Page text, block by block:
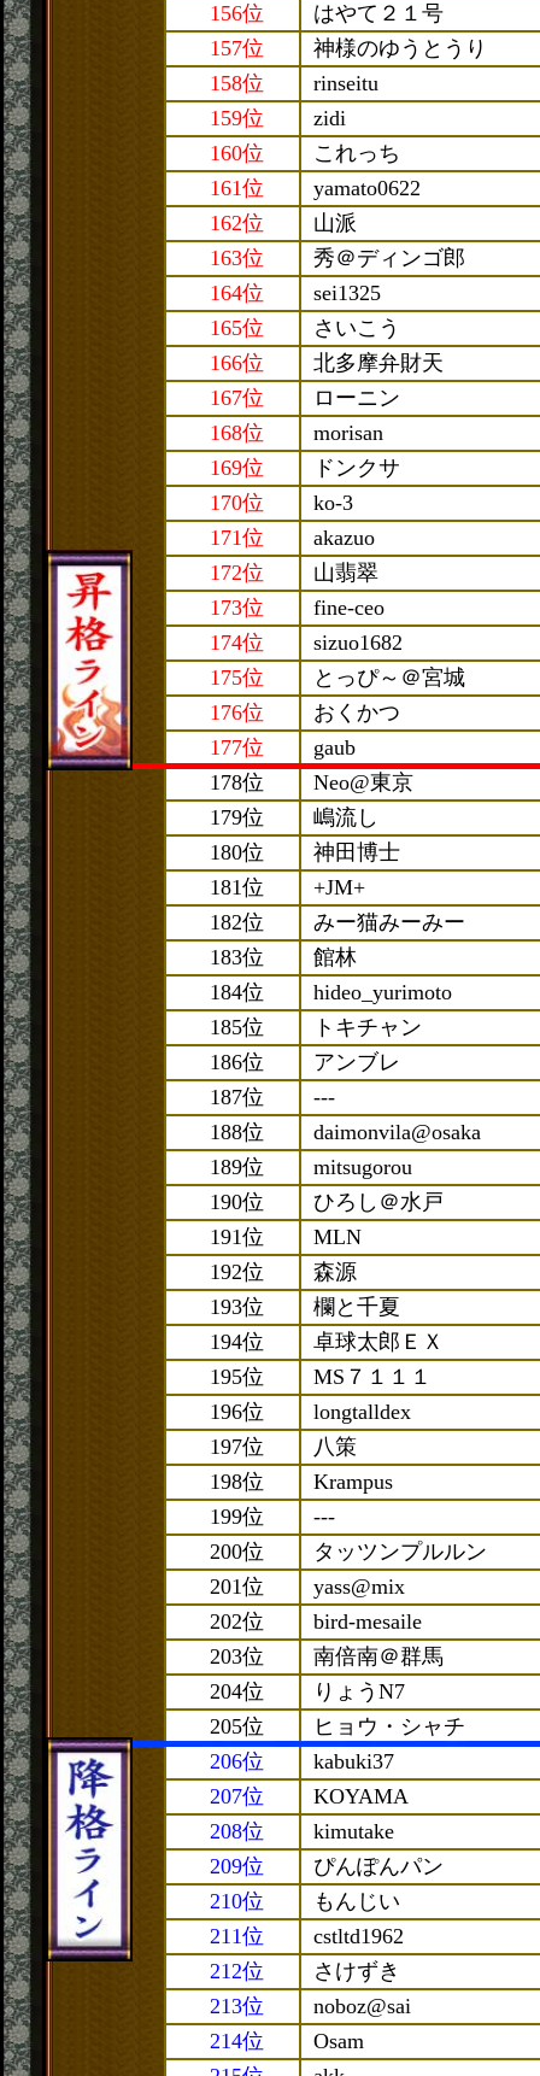
156位
はやて２１号
157位
神様のゆうとうり
158位
rinseitu
159位
zidi
160位
これっち
161位
yamato0622
162位
山派
163位
秀＠ディンゴ郎
164位
sei1325
165位
さいこう
166位
北多摩弁財天
167位
ローニン
168位
morisan
169位
ドンクサ
170位
ko-3
171位
akazuo
172位
山翡翠
173位
fine-ceo
174位
sizuo1682
175位
とっぴ～＠宮城
176位
おくかつ
177位
gaub
178位
Neo@東京
179位
嶋流し
180位
神田博士
181位
+JM+
182位
みー猫みーみー
183位
館林
184位
hideo_yurimoto
185位
トキチャン
186位
アンブレ
187位
---
188位
daimonvila@osaka
189位
mitsugorou
190位
ひろし＠水戸
191位
MLN
192位
森源
193位
欄と千夏
194位
卓球太郎ＥＸ
195位
MS７１１１
196位
longtalldex
197位
八策
198位
Krampus
199位
---
200位
タッツンプルルン
201位
yass@mix
202位
bird-mesaile
203位
南倍南＠群馬
204位
りょうN7
205位
ヒョウ・シャチ
206位
kabuki37
207位
KOYAMA
208位
kimutake
209位
ぴんぽんパン
210位
もんじい
211位
cstltd1962
212位
さけずき
213位
noboz@sai
214位
Osam